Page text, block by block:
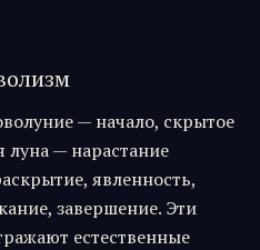
— начало, скрытое
луна — нарастание
явленность,
завершение. Эти
естественные